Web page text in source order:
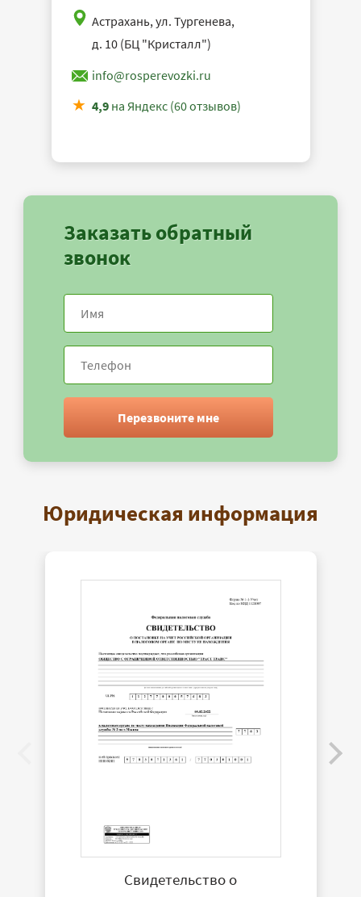
Астрахань, ул. Тургенева,
д. 10 (БЦ "Кристалл")
info@rosperevozki.ru
4,9на Яндекс (60 отзывов)
Заказать обратный
звонок
Перезвоните мне
Юридическая информация
Свидетельство о